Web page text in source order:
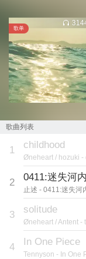
歌单
歌曲列表
1 childhood
Øneheart / hozuki -
2 0411:迷失河内
止述 - 0411:迷失河
3 solitude
Øneheart / Antent -
4 In One Piece
Tennyson - In One